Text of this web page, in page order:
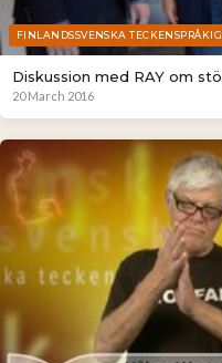
FINLANDSSVENSKA
Diskussion med RAY om
20 March 2016